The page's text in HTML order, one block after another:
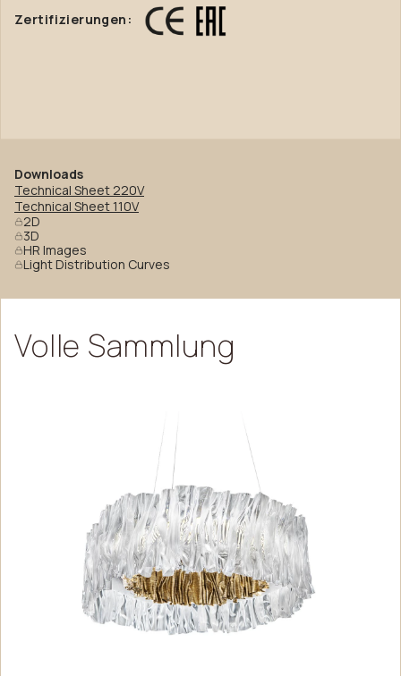
Zertifizierungen:
Downloads
Technical Sheet 220V
Technical Sheet 110V
2D
3D
HR Images
Light Distribution Curves
Volle Sammlung